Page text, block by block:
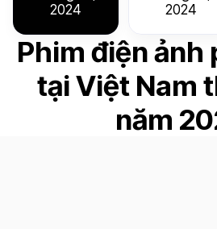
2024
2024
Phim điện ảnh
tại Việt Nam
năm